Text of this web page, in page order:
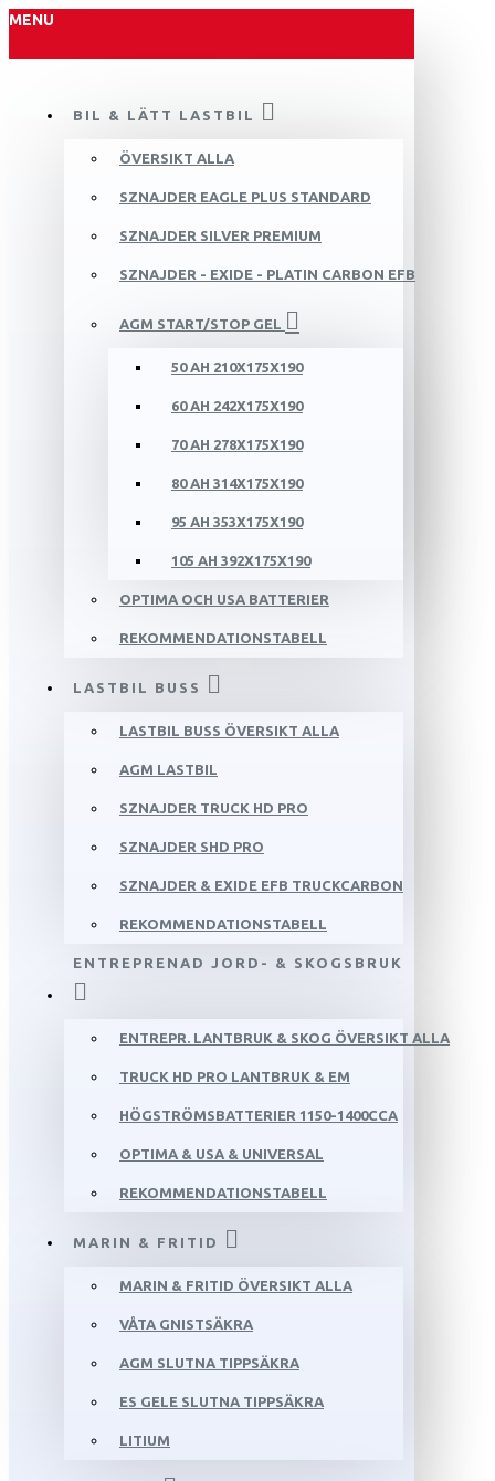
MENU
BIL & LÄTT LASTBIL
ÖVERSIKT ALLA
SZNAJDER EAGLE PLUS STANDARD
SZNAJDER SILVER PREMIUM
SZNAJDER - EXIDE - PLATIN CARBON EFB
AGM START/STOP GEL
50 AH 210X175X190
60 AH 242X175X190
70 AH 278X175X190
80 AH 314X175X190
95 AH 353X175X190
105 AH 392X175X190
OPTIMA OCH USA BATTERIER
REKOMMENDATIONSTABELL
LASTBIL BUSS
LASTBIL BUSS ÖVERSIKT ALLA
AGM LASTBIL
SZNAJDER TRUCK HD PRO
SZNAJDER SHD PRO
SZNAJDER & EXIDE EFB TRUCKCARBON
REKOMMENDATIONSTABELL
ENTREPRENAD JORD- & SKOGSBRUK
ENTREPR. LANTBRUK & SKOG ÖVERSIKT ALLA
TRUCK HD PRO LANTBRUK & EM
HÖGSTRÖMSBATTERIER 1150-1400CCA
OPTIMA & USA & UNIVERSAL
REKOMMENDATIONSTABELL
MARIN & FRITID
MARIN & FRITID ÖVERSIKT ALLA
VÅTA GNISTSÄKRA
AGM SLUTNA TIPPSÄKRA
ES GELE SLUTNA TIPPSÄKRA
LITIUM